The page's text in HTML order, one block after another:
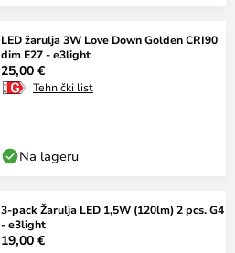
LED žarulja 3W Love Down Golden CRI90
dim E27 - e3light
25,00 €
Tehnički list
Na lageru
3-pack Žarulja LED 1,5W (120lm) 2 pcs. G4
- e3light
19,00 €